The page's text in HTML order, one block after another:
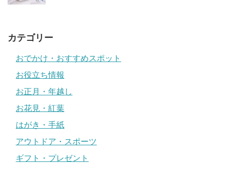
カテゴリー
おでかけ・おすすめスポット
お役立ち情報
お正月・年越し
お花見・紅葉
はがき・手紙
アウトドア・スポーツ
ギフト・プレゼント